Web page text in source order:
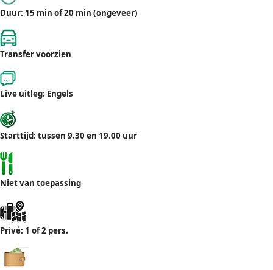
Duur: 15 min of 20 min (ongeveer)
Transfer voorzien
Live uitleg: Engels
Starttijd: tussen 9.30 en 19.00 uur
Niet van toepassing
Privé: 1 of 2 pers.